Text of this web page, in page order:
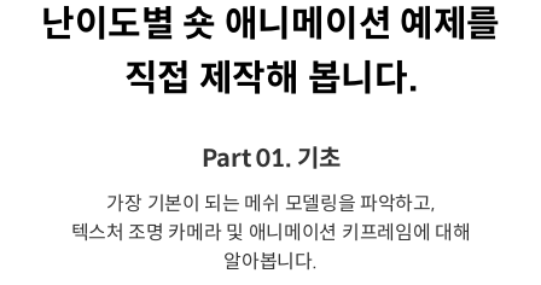
난이도별 숏 애니메이션 예제를
직접 제작해 봅니다.
Part 01. 기초
가장 기본이 되는 메쉬 모델링을 파악하고,
텍스처 조명 카메라 및 애니메이션 키프레임에 대해
알아봅니다.